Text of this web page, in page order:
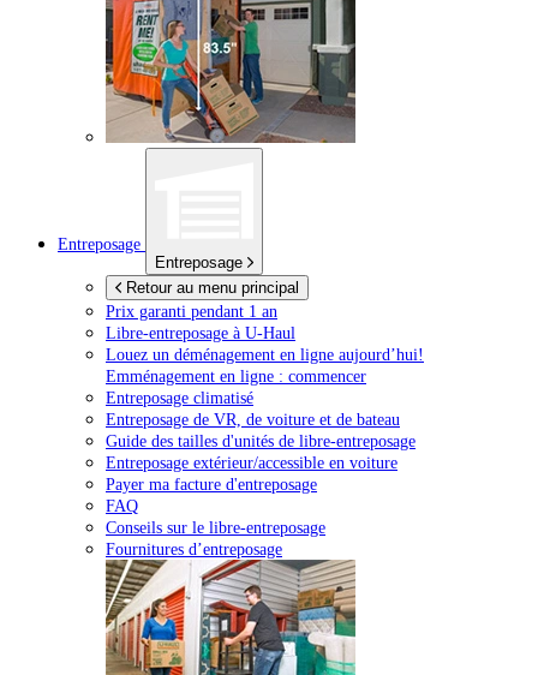
Entreposage
Entreposage
Retour au menu principal
Prix garanti pendant 1 an
Libre-entreposage à U-Haul
Louez un déménagement en ligne aujourd’hui!
Emménagement en ligne : commencer
Entreposage climatisé
Entreposage de VR, de voiture et de bateau
Guide des tailles d'unités de libre-entreposage
Entreposage extérieur/accessible en voiture
Payer ma facture d'entreposage
FAQ
Conseils sur le libre-entreposage
Fournitures d’entreposage